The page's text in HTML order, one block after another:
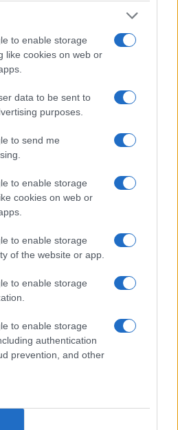
to enable storage
like cookies on web or
data to be sent to
purposes.
to send me
to enable storage
cookies on web or
to enable storage
of the website or app.
to enable storage
to enable storage
authentication
prevention, and other
με ψηφιακή αίτηση: Τι
η διαδικασία
για τρεις ημέρες:
και Red Code